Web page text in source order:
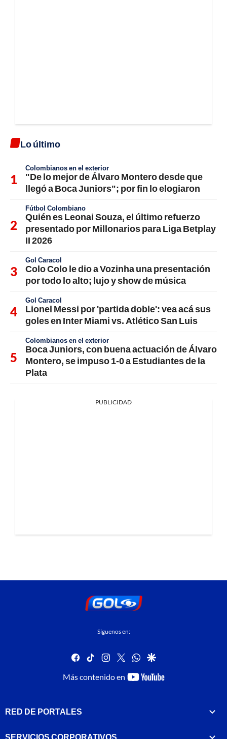
Lo último
Colombianos en el exterior
"De lo mejor de Álvaro Montero desde que
llegó a Boca Juniors"; por fin lo elogiaron
Fútbol Colombiano
Quién es Leonai Souza, el último refuerzo
presentado por Millonarios para Liga Betplay
II 2026
Gol Caracol
Colo Colo le dio a Vozinha una presentación
por todo lo alto; lujo y show de música
Gol Caracol
Lionel Messi por 'partida doble': vea acá sus
goles en Inter Miami vs. Atlético San Luis
Colombianos en el exterior
Boca Juniors, con buena actuación de Álvaro
Montero, se impuso 1-0 a Estudiantes de la
Plata
PUBLICIDAD
Síguenos en:
facebook
tiktok instagram
twitterwhatsapp
google
Más contenido en
youtube-
RED DE PORTALES
SERVICIOS CORPORATIVOS